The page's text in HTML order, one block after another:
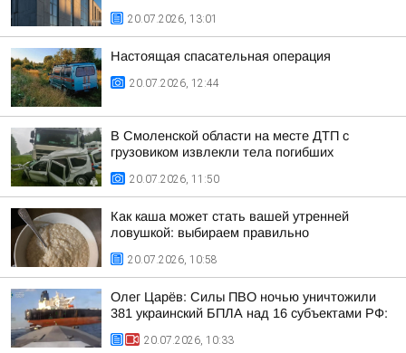
20.07.2026, 13:01
Настоящая спасательная операция
20.07.2026, 12:44
В Смоленской области на месте ДТП с
грузовиком извлекли тела погибших
20.07.2026, 11:50
Как каша может стать вашей утренней
ловушкой: выбираем правильно
20.07.2026, 10:58
Олег Царёв: Силы ПВО ночью уничтожили
381 украинский БПЛА над 16 субъектами РФ:
20.07.2026, 10:33